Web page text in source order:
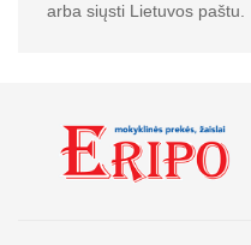
arba siųsti Lietuvos paštu.